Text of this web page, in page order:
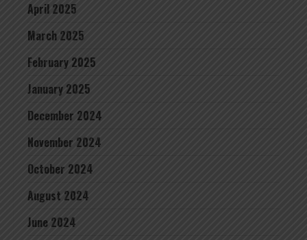
April 2025
March 2025
February 2025
January 2025
December 2024
November 2024
October 2024
August 2024
June 2024